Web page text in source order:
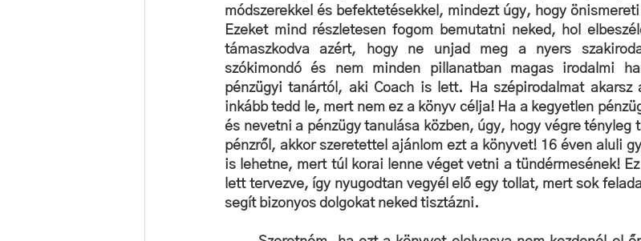
módszerekkel és befektetésekkel, mindezt úgy, hogy
Ezeket mind részletesen fogom bemutatni neked, hol
támaszkodva azért, hogy ne unjad meg a nyers
szókimondó és nem minden pillanatban magas irodalmi
pénzügyi tanártól, aki Coach is lett. Ha szépirodalmat akarsz
inkább tedd le, mert nem ez a könyv célja! Ha a kegyetlen
és nevetni a pénzügy tanulása közben, úgy, hogy végre tényleg
pénzről, akkor szeretettel ajánlom ezt a könyvet! 16 éven aluli
is lehetne, mert túl korai lenne véget vetni a tündérmesének!
lett tervezve, így nyugodtan vegyél elő egy tollat, mert sok
segít bizonyos dolgokat neked tisztázni.